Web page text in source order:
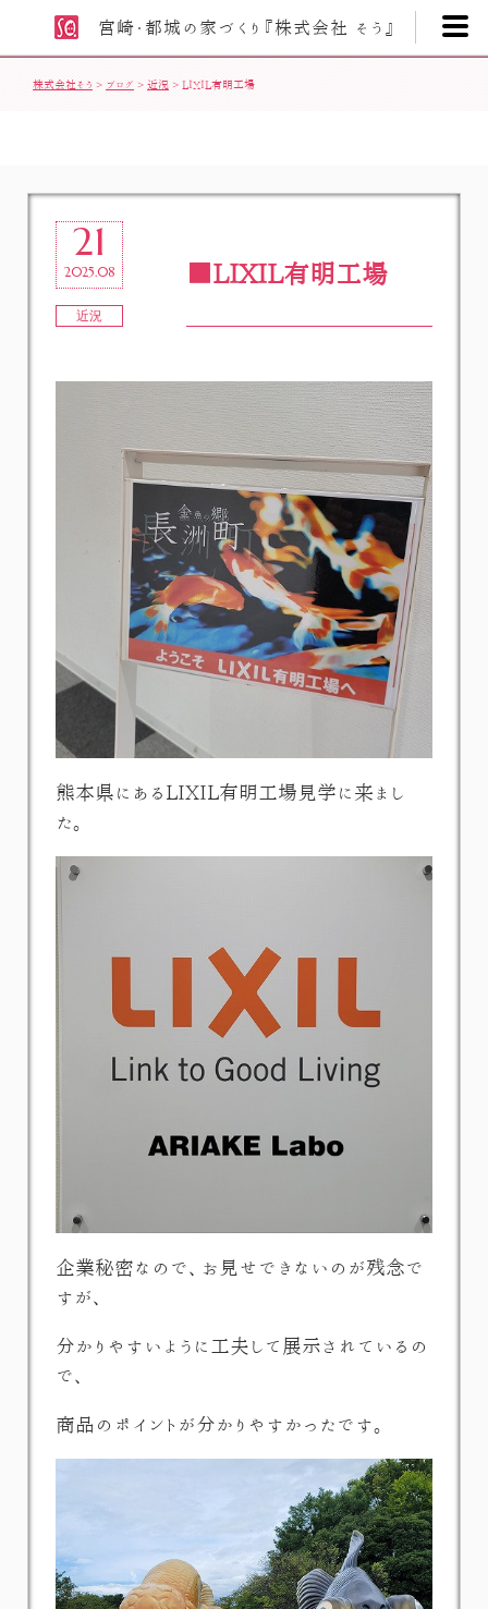
宮崎・都城の家づくり 『株式会社 そう』
株式会社そう > ブログ > 近況 > LIXIL有明工場
21
2025.08
近況
LIXIL有明工場
熊本県にあるLIXIL有明工場見学に来まし
た。
企業秘密なので、お見せできないのが残念で
すが、
分かりやすいように工夫して展示されているの
で、
商品のポイントが分かりやすかったです。